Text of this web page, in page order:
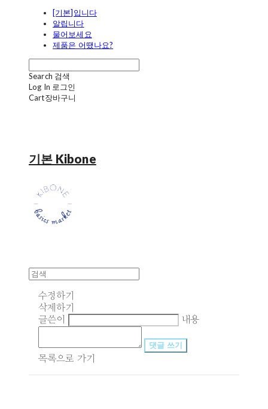
[기본]입니다
알립니다
물어보세요
제품은 어땠나요?
Search 검색
Log In 로그인
Cart장바구니
기본 Kibone
수정하기
삭제하기
글쓴이
내용
댓글 쓰기
목록으로 가기